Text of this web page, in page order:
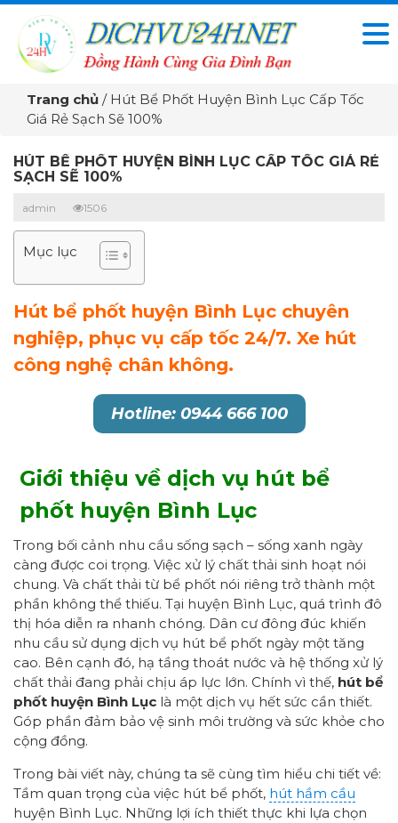
Trang chủ / Hút Bể Phốt Huyện Bình Lục Cấp Tốc
Giá Rẻ Sạch Sẽ 100%
HÚT BỂ PHỐT HUYỆN BÌNH LỤC CẤP TỐC GIÁ RẺ
SẠCH SẼ 100%
admin 1506
Mục lục
Hút bể phốt huyện Bình Lục chuyên
nghiệp, phục vụ cấp tốc 24/7. Xe hút
công nghệ chân không.
Hotline: 0944 666 100
Giới thiệu về dịch vụ hút bể
phốt huyện Bình Lục
Trong bối cảnh nhu cầu sống sạch – sống xanh ngày
càng được coi trọng. Việc xử lý chất thải sinh hoạt nói
chung. Và chất thải từ bể phốt nói riêng trở thành một
phần không thể thiếu. Tại huyện Bình Lục, quá trình đô
thị hóa diễn ra nhanh chóng. Dân cư đông đúc khiến
nhu cầu sử dụng dịch vụ hút bể phốt ngày một tăng
cao. Bên cạnh đó, hạ tầng thoát nước và hệ thống xử lý
chất thải đang phải chịu áp lực lớn. Chính vì thế, hút bể
phốt huyện Bình Lục là một dịch vụ hết sức cần thiết.
Góp phần đảm bảo vệ sinh môi trường và sức khỏe cho
cộng đồng.
Trong bài viết này, chúng ta sẽ cùng tìm hiểu chi tiết về:
Tầm quan trọng của việc hút bể phốt, hút hầm cầu
huyện Bình Lục. Những lợi ích thiết thực khi lựa chọn